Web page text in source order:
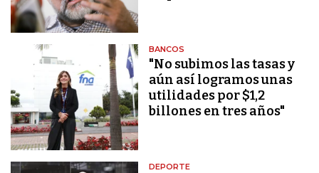
BANCOS
"No subimos las tasas y
aún así logramos unas
utilidades por $1,2
billones en tres años"
DEPORTE